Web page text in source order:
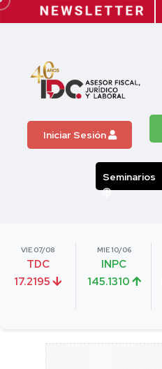
Iniciar Sesión
Seminarios
VIE 07/08
TDC
17.2195
MIE 10/06
INPC
145.1310